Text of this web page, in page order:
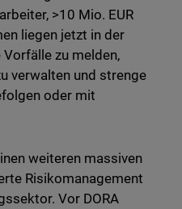
>10 Mio. EUR
liegen jetzt in der
zu melden,
verwalten und strenge
oder mit
weiteren massiven
Risikomanagement
Vor DORA